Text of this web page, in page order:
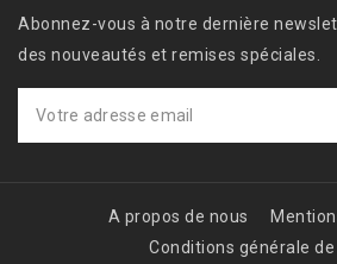
Abonnez-vous à notre dernière
des nouveautés et remises spéciales.
A propos de nous
Conditions générale